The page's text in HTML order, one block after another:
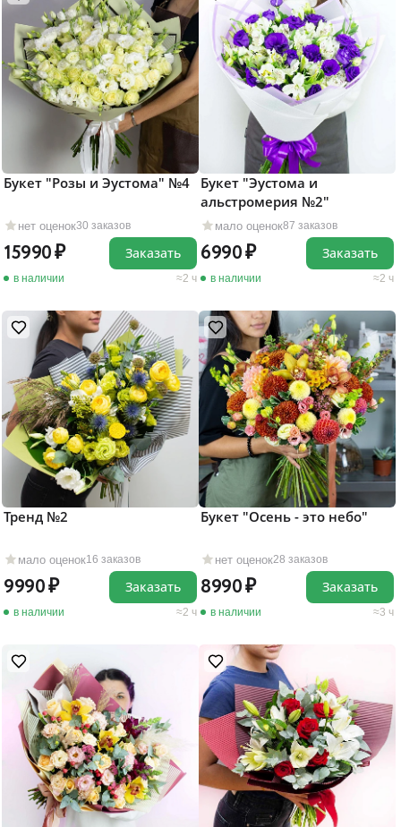
нет оценок30 заказов
Букет "Розы и Эустома" №4
15990
в наличии 2 ч
Заказать
мало оценок87 заказов
Букет "Эустома и
альстромерия №2"
6990
в наличии 2 ч
Заказать
мало оценок16 заказов
Тренд №2
9990
в наличии 2 ч
Заказать
нет оценок28 заказов
Букет "Осень - это небо"
8990
в наличии 3 ч
Заказать